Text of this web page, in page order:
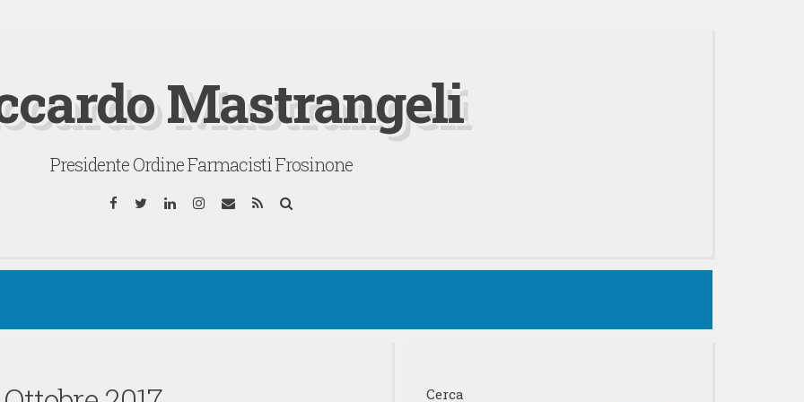
Mastrangeli
Presidente Ordine Farmacisti Frosinone
Facebook
TwitterLinkedInInstagram
EmailRSS
Cerca